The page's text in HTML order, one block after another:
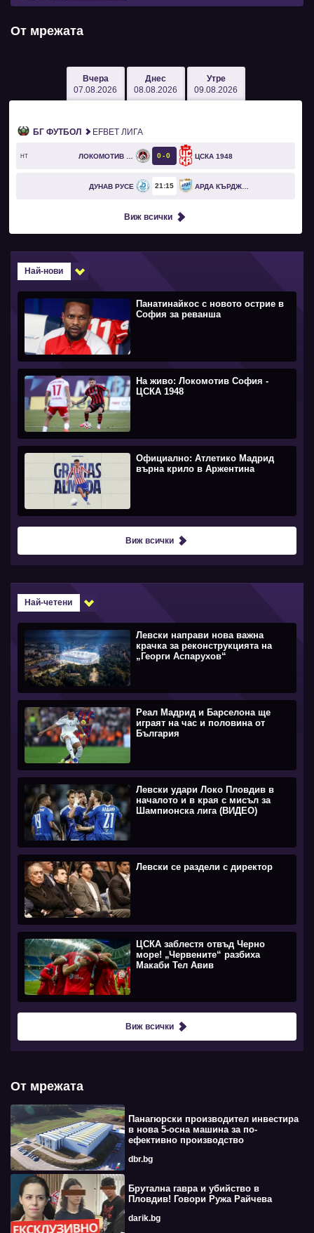
От мрежата
Вчера
07.08.2026
Днес
08.08.2026
Утре
09.08.2026
БГ ФУТБОЛ EFBET ЛИГА
HT 0 0 ЦСКА 1948
ДУНАВ РУСЕ 21 15 АРДА КЪРДЖАЛИ
Виж всички
Най-нови
Панатинайкос с новото острие в
София за реванша
На живо: Локомотив София -
ЦСКА 1948
Официално: Атлетико Мадрид
върна крило в Аржентина
Виж всички
Най-четени
Левски направи нова важна
крачка за реконструкцията на
„Георги Аспарухов“
Реал Мадрид и Барселона ще
играят на час и половина от
България
Левски удари Локо Пловдив в
началото и в края с мисъл за
Шампионска лига (ВИДЕО)
Левски се раздели с директор
ЦСКА заблестя отвъд Черно
море! „Червените“ разбиха
Макаби Тел Авив
Виж всички
От мрежата
Панагюрски производител инвестира
в нова 5-осна машина за по-
ефективно производство
dbr.bg
Брутална гавра и убийство в
Пловдив! Говори Ружа Райчева
darik.bg